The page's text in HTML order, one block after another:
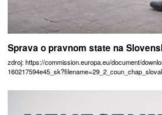
Sprava o pravnom state na
zdroj: https://commission.europa.eu/document/